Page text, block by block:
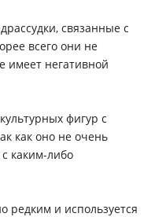
связанные с
всего они не
имеет негативной
фигур с
как оно не очень
каким-либо
редким и используется